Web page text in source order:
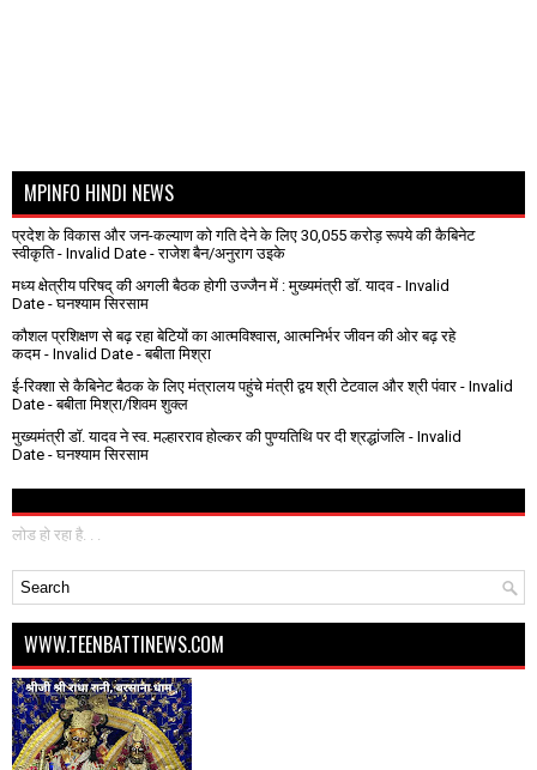
MPINFO HINDI NEWS
प्रदेश के विकास और जन-कल्याण को गति देने के लिए 30,055 करोड़ रूपये की कैबिनेट
स्वीकृति- Invalid Date - राजेश बैन/अनुराग उइके
मध्य क्षेत्रीय परिषद् की अगली बैठक होगी उज्जैन में : मुख्यमंत्री डॉ. यादव- Invalid
Date - घनश्याम सिरसाम
कौशल प्रशिक्षण से बढ़ रहा बेटियों का आत्मविश्वास, आत्मनिर्भर जीवन की ओर बढ़ रहे
कदम - Invalid Date - बबीता मिश्रा
ई-रिक्शा से कैबिनेट बैठक के लिए मंत्रालय पहुंचे मंत्री द्वय श्री टेटवाल और श्री पंवार - Invalid
Date - बबीता मिश्रा/शिवम शुक्ल
मुख्यमंत्री डॉ. यादव ने स्व. मल्हारराव होल्कर की पुण्यतिथि पर दी श्रद्धांजलि - Invalid
Date - घनश्याम सिरसाम
लोड हो रहा है. . .
WWW.TEENBATTINEWS.COM